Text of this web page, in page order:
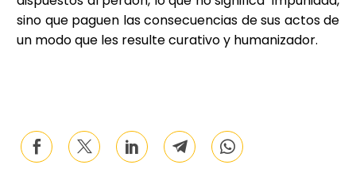
sino que paguen las consecuencias de sus actos de
un modo que les resulte curativo y humanizador.